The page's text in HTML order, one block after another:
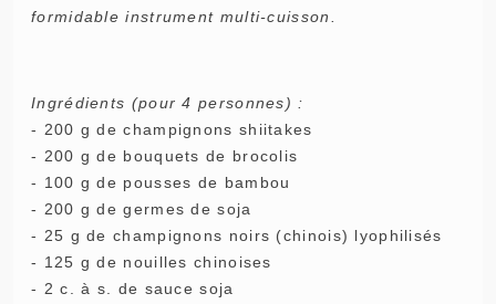
formidable instrument multi-cuisson.
Ingrédients (pour 4 personnes) :
- 200 g de champignons shiitakes
- 200 g de bouquets de brocolis
- 100 g de pousses de bambou
- 200 g de germes de soja
- 25 g de champignons noirs (chinois) lyophilisés
- 125 g de nouilles chinoises
- 2 c. à s. de sauce soja